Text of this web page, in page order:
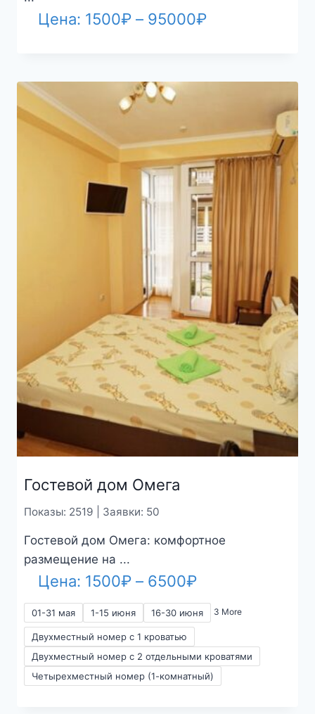
Цена: 1500₽ – 95000₽Диапазон
Гостевой дом Омега
Показы: 2519 | Заявки: 50
Гостевой дом Омега: комфортное
размещение на ...
Цена: 1500₽ – 6500₽Диапазон
цен:
–
6500₽
01-31 мая 1-15 июня 16-30 июня 3 More
Двухместный номер с 1 кроватью
Двухместный номер с 2 отдельными кроватями
Четырехместный номер (1-комнатный)